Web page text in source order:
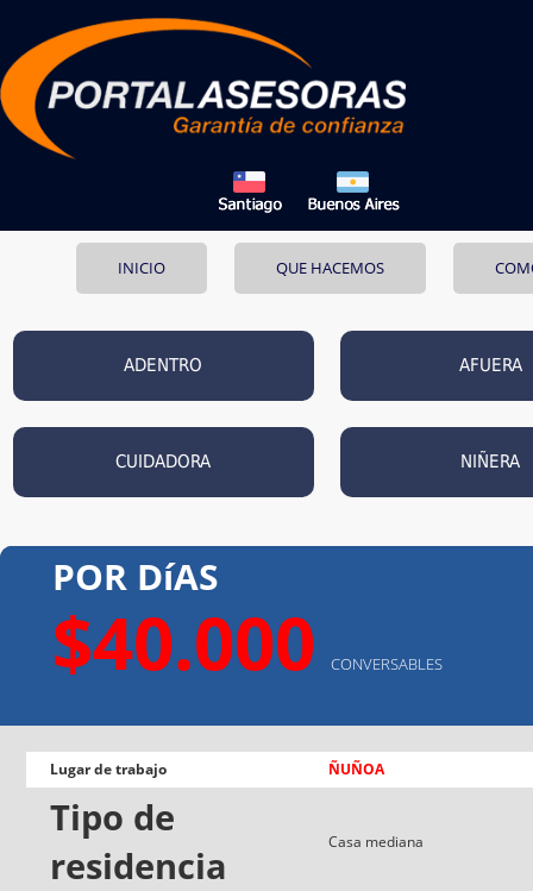
INICIO QUE HACEMOS
ADENTRO AFUERA
CUIDADORA NIÑERA
POR DíAS
$40.000 CONVERSABLES
Lugar de trabajo ÑUÑOA
Tipo de
residencia
Casa mediana